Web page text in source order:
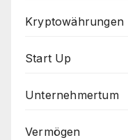
Kryptowährungen
Start Up
Unternehmertum
Vermögen